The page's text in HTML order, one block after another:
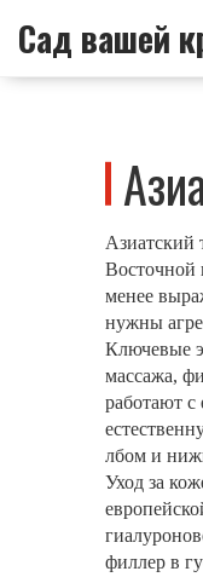
Сад вашей
Азиатский
менее
нужны
Ключевые
массажа,
работают с
лбом и
Уход за
филлер в